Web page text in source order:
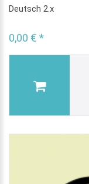
Deutsch 2.x
0,00 € *